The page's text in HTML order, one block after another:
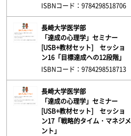
ISBNコード：9784298518706
長崎大学医学部
「達成の心理学」セミナー
[USB+教材セット] セッショ
ン16「目標達成への12段階」
ISBNコード：9784298518713
長崎大学医学部
「達成の心理学」セミナー
[USB+教材セット] セッショ
ン17「戦略的タイム・マネジメ
ント」